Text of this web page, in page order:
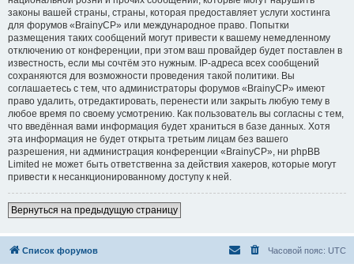
законы вашей страны, страны, которая предоставляет услуги хостинга
для форумов «BrainyCP» или международное право. Попытки
размещения таких сообщений могут привести к вашему немедленному
отключению от конференции, при этом ваш провайдер будет поставлен в
известность, если мы сочтём это нужным. IP-адреса всех сообщений
сохраняются для возможности проведения такой политики. Вы
соглашаетесь с тем, что администраторы форумов «BrainyCP» имеют
право удалить, отредактировать, перенести или закрыть любую тему в
любое время по своему усмотрению. Как пользователь вы согласны с тем,
что введённая вами информация будет храниться в базе данных. Хотя
эта информация не будет открыта третьим лицам без вашего
разрешения, ни администрация конференции «BrainyCP», ни phpBB
Limited не может быть ответственна за действия хакеров, которые могут
привести к несанкционированному доступу к ней.
Вернуться на предыдущую страницу
Список форумов Часовой пояс: UTC